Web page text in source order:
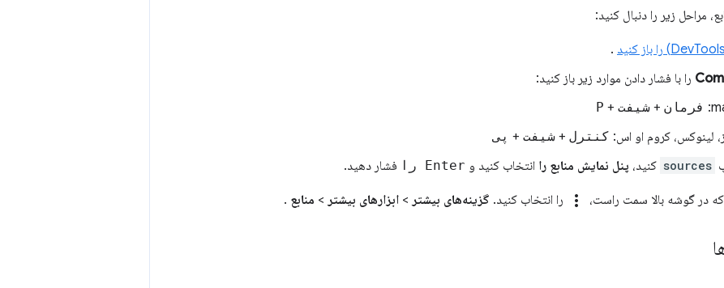
مراحل زیر را دنبال کنید:
.
را با فشار دادن موارد زیر باز کنید:
فرمان + شیفت +
P
لینوکس، کروم او اس: کنترل + شیفت + پی
sources کنید، پنل نمایش منابع را انتخاب کنید و Enter را فشار دهید.
در گوشه بالا سمت راست، more_vert را انتخاب کنید. گزینه‌های بیشتر > ابزارهای بیشتر > منابع .